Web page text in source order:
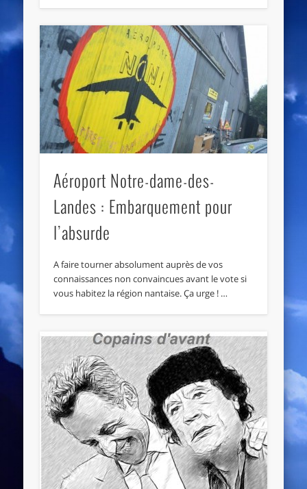
Aéroport Notre-dame-des-
Landes : Embarquement pour
l’absurde
A faire tourner absolument auprès de vos
connaissances non convaincues avant le vote si
vous habitez la région nantaise. Ça urge ! …